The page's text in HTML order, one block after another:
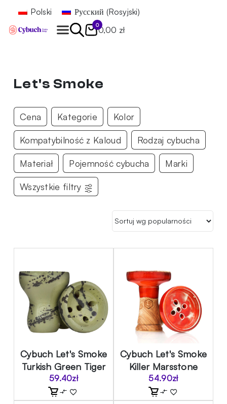
Polski Русский (Rosyjski)
0
0,00 zł
Let's Smoke
Cena Kategorie Kolor
Kompatybilność z Kaloud Rodzaj cybucha
Materiał Pojemność cybucha Marki
Wszystkie filtry
Cybuch Let's Smoke
Turkish Green Tiger
59.40zł
Cybuch Let's Smoke
Killer Marsstone
54.90zł